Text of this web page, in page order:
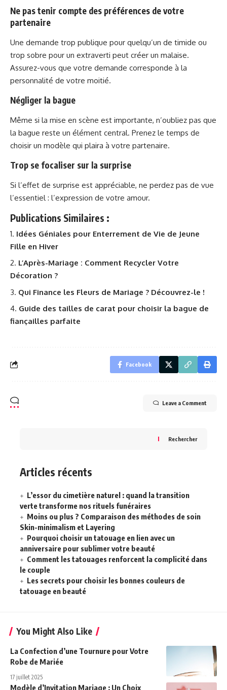
Ne pas tenir compte des préférences de votre
partenaire
Une demande trop publique pour quelqu’un de timide ou
trop sobre pour un extraverti peut créer un malaise.
Assurez-vous que votre demande corresponde à la
personnalité de votre moitié.
Négliger la bague
Même si la mise en scène est importante, n’oubliez pas que
la bague reste un élément central. Prenez le temps de
choisir un modèle qui plaira à votre partenaire.
Trop se focaliser sur la surprise
Si l’effet de surprise est appréciable, ne perdez pas de vue
l’essentiel : l’expression de votre amour.
Publications Similaires :
Idées Géniales pour Enterrement de Vie de Jeune
Fille en Hiver
L’Après-Mariage : Comment Recycler Votre
Décoration ?
Qui Finance les Fleurs de Mariage ? Découvrez-le !
Guide des tailles de carat pour choisir la bague de
fiançailles parfaite
Facebook
Leave a Comment
Rechercher
Articles récents
L’essor du cimetière naturel : quand la transition
verte transforme nos rituels funéraires
Moins ou plus ? Comparaison des méthodes de soin
Skin-minimalism et Layering
Pourquoi choisir un tatouage en lien avec un
anniversaire pour sublimer votre beauté
Comment les tatouages renforcent la complicité dans
le couple
Les secrets pour choisir les bonnes couleurs de
tatouage en beauté
You Might Also Like
La Confection d’une Tournure pour Votre
Robe de Mariée
17 juillet 2025
Modèle d’Invitation Mariage : Un Choix